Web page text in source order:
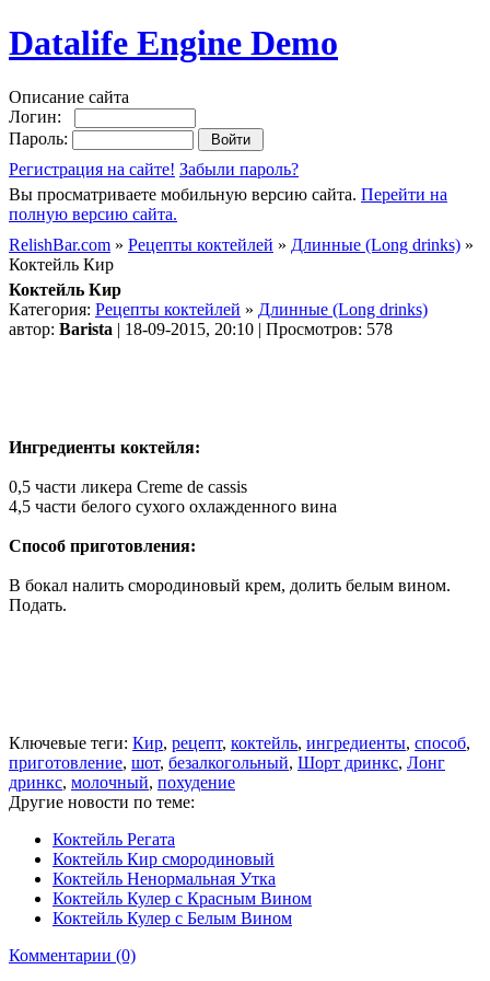
Datalife Engine Demo
Описание сайта
Логин:
Пароль:
Регистрация на сайте! Забыли пароль?
Вы просматриваете мобильную версию сайта. Перейти на
полную версию сайта.
RelishBar.com » Рецепты коктейлей » Длинные (Long drinks) »
Коктейль Кир
Коктейль Кир
Категория: Рецепты коктейлей » Длинные (Long drinks)
автор: Barista | 18-09-2015, 20:10 | Просмотров: 578
Ингредиенты коктейля:
0,5 части ликера Creme de cassis
4,5 части белого сухого охлажденного вина
Способ приготовления:
В бокал налить смородиновый крем, долить белым вином.
Подать.
Ключевые теги: Кир, рецепт, коктейль, ингредиенты, способ,
приготовление, шот, безалкогольный, Шорт дринкс, Лонг
дринкс, молочный, похудение
Другие новости по теме:
Коктейль Регата
Коктейль Кир смородиновый
Коктейль Ненормальная Утка
Коктейль Кулер с Красным Вином
Коктейль Кулер с Белым Вином
Комментарии (0)